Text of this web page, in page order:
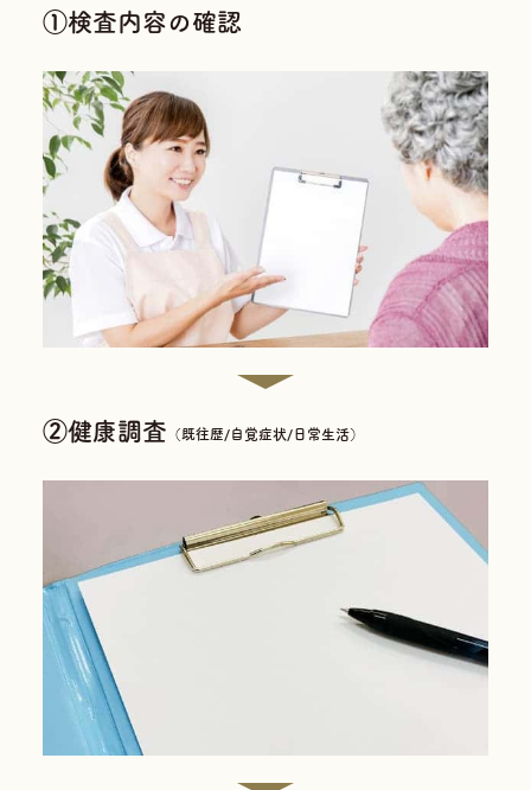
①検査内容の確認
②健康調査 （既往歴/自覚症状/日常生活）